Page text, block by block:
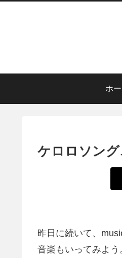
ホ
ケロロソン
昨日に続いて、
音楽もいってみよ